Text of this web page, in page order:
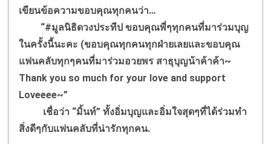
เขียนข้อความขอบคุณทุกคนว่า…
“#มูลนิธิดวงประทีป ขอบคุณพี่ๆทุกคนที่มาร่วมบุญ
ในครั้งนี้นะคะ (ขอบคุณทุกคนทุกฝ่ายเลยและขอบคุณ
แฟนคลับทุกๆคนที่มาร่วมอวยพร สาธุบุญน้าค้าค้า~
Thank you so much for your love and support
Loveeee~”
เชื่อว่า “มิ้นท์” ทั้งอิ่มบุญและอิ่มใจสุดๆที่ได้ร่วมทำ
สิ่งดีๆกับแฟนคลับที่น่ารักทุกคน.